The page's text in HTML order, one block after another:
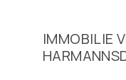
IMMOBILIE